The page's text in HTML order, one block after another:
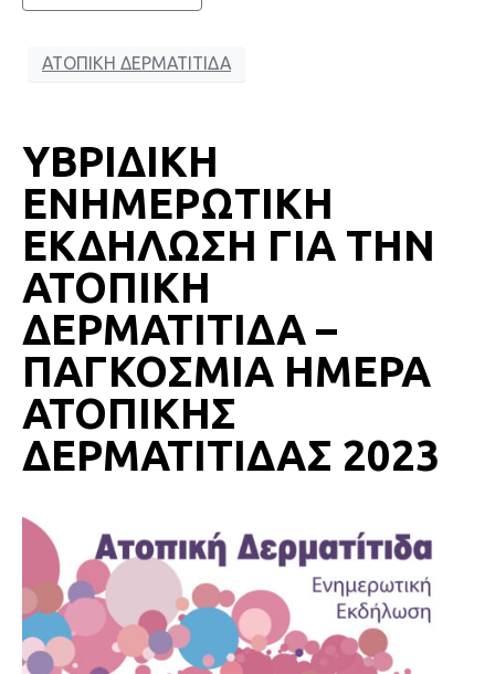
ΑΤΟΠΙΚΗ ΔΕΡΜΑΤΙΤΙΔΑ
ΥΒΡΙΔΙΚΗ
ΕΝΗΜΕΡΩΤΙΚΗ
ΕΚΔΗΛΩΣΗ ΓΙΑ ΤΗΝ
ΑΤΟΠΙΚΗ
ΔΕΡΜΑΤΙΤΙΔΑ –
ΠΑΓΚΟΣΜΙΑ ΗΜΕΡΑ
ΑΤΟΠΙΚΗΣ
ΔΕΡΜΑΤΙΤΙΔΑΣ 2023